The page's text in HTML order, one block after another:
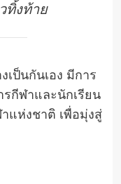
ทิ้งท้าย
เป็นกันเอง มีการ
กีฬาและนักเรียน
แห่งชาติ เพื่อมุ่งสู่